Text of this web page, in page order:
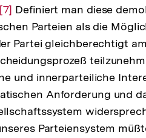
Zur
[7] Definiert man diese
Parteien als die
Partei gleichberechtigt
und innerparteiliche
Anforderung und
Parteiensystem